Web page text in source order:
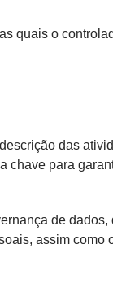
quais o
das
chave para
de
assim como